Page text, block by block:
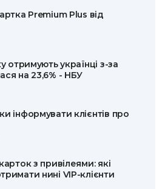
Premium Plus від
отримують українці з-за
на 23,6% - НБУ
інформувати клієнтів про
з привілеями: які
нині VIP-клієнти